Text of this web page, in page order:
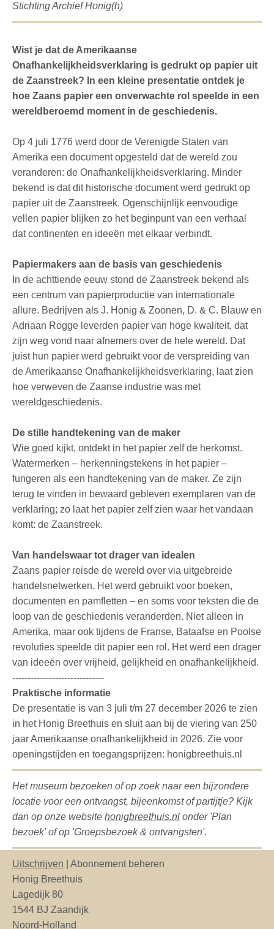
Stichting Archief Honig(h)
Wist je dat de Amerikaanse
Onafhankelijkheidsverklaring is gedrukt op papier uit
de Zaanstreek? In een kleine presentatie ontdek je
hoe Zaans papier een onverwachte rol speelde in een
wereldberoemd moment in de geschiedenis.
Op 4 juli 1776 werd door de Verenigde Staten van
Amerika een document opgesteld dat de wereld zou
veranderen: de Onafhankelijkheidsverklaring. Minder
bekend is dat dit historische document werd gedrukt op
papier uit de Zaanstreek. Ogenschijnlijk eenvoudige
vellen papier blijken zo het beginpunt van een verhaal
dat continenten en ideeën met elkaar verbindt.
Papiermakers aan de basis van geschiedenis
In de achttiende eeuw stond de Zaanstreek bekend als
een centrum van papierproductie van internationale
allure. Bedrijven als J. Honig & Zoonen, D. & C. Blauw en
Adriaan Rogge leverden papier van hoge kwaliteit, dat
zijn weg vond naar afnemers over de hele wereld. Dat
juist hun papier werd gebruikt voor de verspreiding van
de Amerikaanse Onafhankelijkheidsverklaring, laat zien
hoe verweven de Zaanse industrie was met
wereldgeschiedenis.
De stille handtekening van de maker
Wie goed kijkt, ontdekt in het papier zelf de herkomst.
Watermerken – herkenningstekens in het papier –
fungeren als een handtekening van de maker. Ze zijn
terug te vinden in bewaard gebleven exemplaren van de
verklaring; zo laat het papier zelf zien waar het vandaan
komt: de Zaanstreek.
Van handelswaar tot drager van idealen
Zaans papier reisde de wereld over via uitgebreide
handelsnetwerken. Het werd gebruikt voor boeken,
documenten en pamfletten – en soms voor teksten die de
loop van de geschiedenis veranderden. Niet alleen in
Amerika, maar ook tijdens de Franse, Bataafse en Poolse
revoluties speelde dit papier een rol. Het werd een drager
van ideeën over vrijheid, gelijkheid en onafhankelijkheid.
------------------------------
Praktische informatie
De presentatie is van 3 juli t/m 27 december 2026 te zien
in het Honig Breethuis en sluit aan bij de viering van 250
jaar Amerikaanse onafhankelijkheid in 2026. Zie voor
openingstijden en toegangsprijzen: honigbreethuis.nl
Het museum bezoeken of op zoek naar een bijzondere
locatie voor een ontvangst, bijeenkomst of partijtje? Kijk
dan op onze website honigbreethuis.nl onder 'Plan
bezoek' of op 'Groepsbezoek & ontvangsten'.
Uitschrijven
| Abonnement beheren
Honig Breethuis
Lagedijk 80
1544 BJ Zaandijk
Noord-Holland